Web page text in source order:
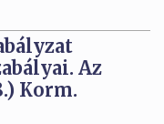
Az
Korm.